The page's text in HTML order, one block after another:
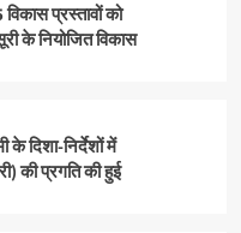
प्रस्तावों को
के नियोजित विकास
के दिशा-निर्देशों में
की प्रगति की हुई